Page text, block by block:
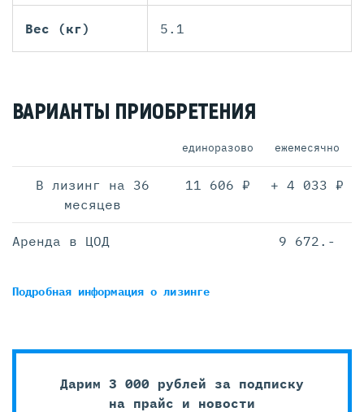
Вес (кг) 5.1
ВАРИАНТЫ ПРИОБРЕТЕНИЯ
единоразово ежемесячно
В лизинг на 36
месяцев
11 606 ₽ + 4 033 ₽
Аренда в ЦОД 9 672.-
Подробная информацияо лизинге
Дарим 3 000 рублей за подписку
на прайс и новости